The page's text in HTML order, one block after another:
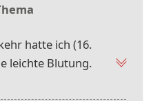
hatte ich (16.
leichte Blutung.